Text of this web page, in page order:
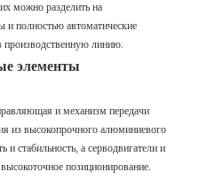
можно разделить на
и полностью автоматические
производственную линию.
элементы
и механизм передачи
из высокопрочного алюминиевого
и стабильность, а серводвигатели и
позиционирование.